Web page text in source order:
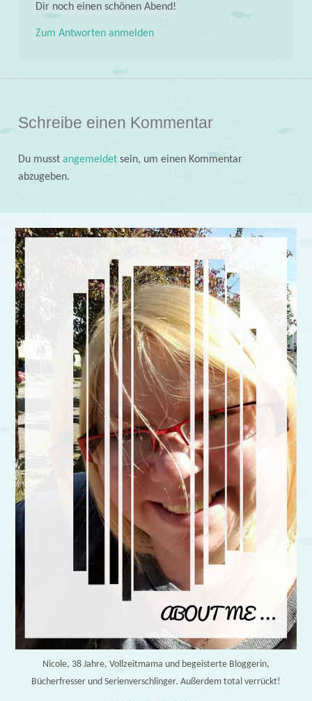
Dir noch einen schönen Abend!
Zum Antworten anmelden
Schreibe einen Kommentar
Du musst angemeldetsein, um einen Kommentar
abzugeben.
Nicole, 38 Jahre, Vollzeitmama und begeisterte Bloggerin,
Bücherfresser und Serienverschlinger. Außerdem total verrückt!